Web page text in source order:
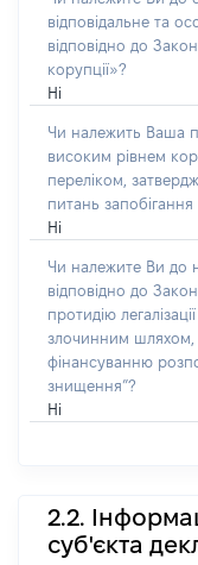
відповідальне та
відповідно до
корупції»?
Ні
Чи належить Ваша
високим рівнем
переліком,
питань запобігання
Ні
Чи належите Ви до
відповідно до
протидію
злочинним шляхом,
фінансуванню
знищення”?
Ні
2.2.
суб'єкта